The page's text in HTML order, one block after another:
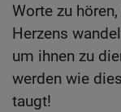
Worte zu
Herzens
um ihnen zu
werden wie
taugt!